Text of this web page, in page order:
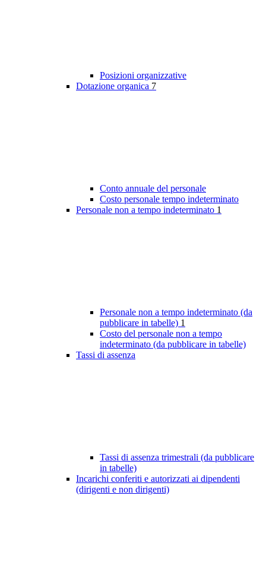
Posizioni organizzative
Dotazione organica 7
Conto annuale del personale
Costo personale tempo indeterminato
Personale non a tempo indeterminato 1
Personale non a tempo indeterminato (da
pubblicare in tabelle) 1
Costo del personale non a tempo
indeterminato (da pubblicare in tabelle)
Tassi di assenza
Tassi di assenza trimestrali (da pubblicare
in tabelle)
Incarichi conferiti e autorizzati ai dipendenti
(dirigenti e non dirigenti)